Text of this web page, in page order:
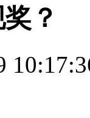
？